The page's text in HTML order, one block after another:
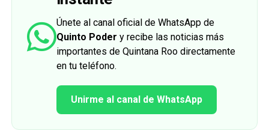
Únete al canal oficial de WhatsApp de
Quinto Poder y recibe las noticias más
importantes de Quintana Roo directamente
en tu teléfono.
Unirme al canal de WhatsApp